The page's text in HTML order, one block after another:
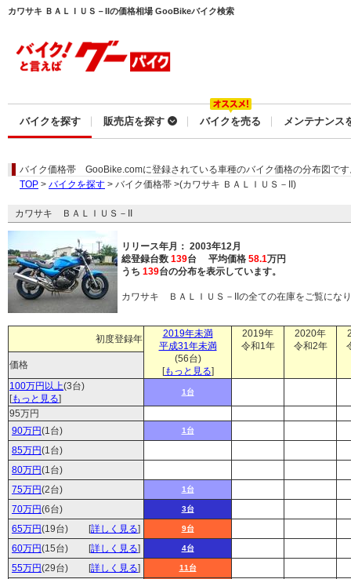
カワサキ ＢＡＬＩＵＳ－IIの価格相場 GooBikeバイク検索
バイクを探す 販売店を探す バイクを売る メンテナンス
バイク価格帯 GooBike.comに登録されている車種のバイク価格の分布図です
TOP > バイクを探す > バイク価格帯 >(カワサキ ＢＡＬＩＵＳ－II)
カワサキ ＢＡＬＩＵＳ－II
リリース年月： 2003年12月
総登録台数 139台 平均価格 58.1万円
うち 139台の分布を表示しています。
カワサキ ＢＡＬＩＵＳ－IIの全ての在庫をご覧にな
初度登録年
2019年未満
平成31年未満
(56台)
[もっと見る]
2019年
令和1年
2020年
令和2年
価格
100万円以上(3台)
[もっと見る]
1台
95万円
90万円(1台) 1台
85万円(1台)
80万円(1台)
75万円(2台) 1台
70万円(6台) 3台
65万円(19台) [詳しく見る] 9台
60万円(15台) [詳しく見る] 4台
55万円(29台) [詳しく見る] 11台